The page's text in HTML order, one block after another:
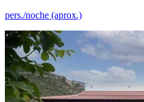
pers./noche (aprox.)